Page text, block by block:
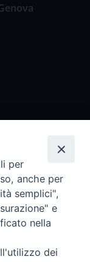
per
anche per
semplici",
e
nella
dei